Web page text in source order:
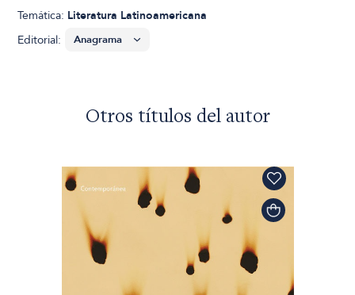
Temática: Literatura Latinoamericana
Editorial:
Otros títulos del autor